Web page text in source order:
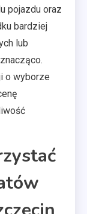
pojazdu oraz
bardziej
lub
o wyborze